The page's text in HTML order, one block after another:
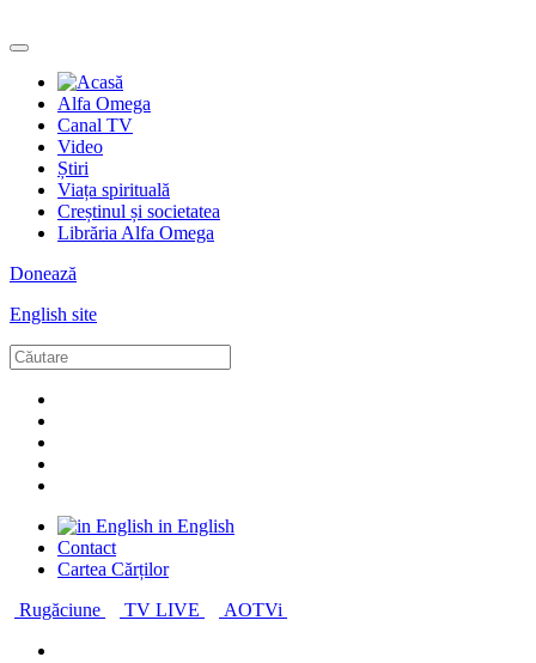
Alfa Omega
Canal TV
Video
Știri
Viața spirituală
Creștinul și societatea
Librăria Alfa Omega
Donează
English site
in English
Contact
Cartea Cărților
Rugăciune
TV LIVE AOTVi